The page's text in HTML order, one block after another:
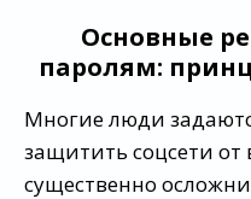
Основные
паролям:
Многие люди
защитить соцсети от
существенно